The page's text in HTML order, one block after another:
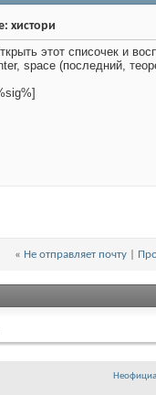
хистори
этот списочек и
space (последний,
« Не отправляет почту|